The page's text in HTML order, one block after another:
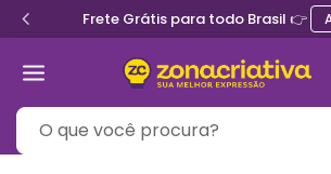
Frete Grátis para todo Brasil 👉
O que você procura?